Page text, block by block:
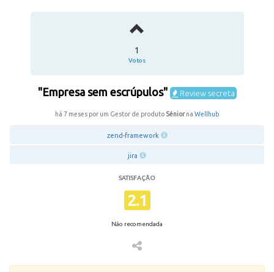
1
Votos
"Empresa sem escrúpulos" Review secreta
há 7 meses por um Gestor de produto Séniorna Wellhub
zend-framework
jira
SATISFAÇÃO
2.1
Não recomendada